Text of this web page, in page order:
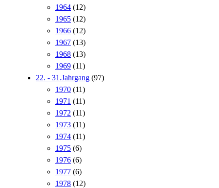
1964 (12)
1965 (12)
1966 (12)
1967 (13)
1968 (13)
1969 (11)
22. - 31.Jahrgang (97)
1970 (11)
1971 (11)
1972 (11)
1973 (11)
1974 (11)
1975 (6)
1976 (6)
1977 (6)
1978 (12)